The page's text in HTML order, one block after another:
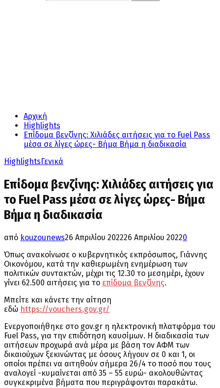
Αρχική
Highlights
Επίδομα βενζίνης: Χιλιάδες αιτήσεις για το Fuel Pass
μέσα σε λίγες ώρες- Βήμα Βήμα η διαδικασία
HighlightsΓενικά
Επίδομα βενζίνης: Χιλιάδες αιτήσεις για
το Fuel Pass μέσα σε λίγες ώρες- Βήμα
Βήμα η διαδικασία
από kouzounews26 Απριλίου 202226 Απριλίου 20220
Όπως ανακοίνωσε ο κυβερνητικός εκπρόσωπος, Γιάννης
Οικονόμου, κατά την καθιερωμένη ενημέρωση των
πολιτικών συντακτών, μέχρι τις 12.30 το μεσημέρι, έχουν
γίνει 62.500 αιτήσεις για το επίδομα βενζίνης.
Μπείτε και κάνετε την αίτηση
εδώ https://vouchers.gov.gr/
Ενεργοποιήθηκε στο gov.gr η ηλεκτρονική πλατφόρμα τoυ
Fuel Pass, για την επιδότηση καυσίμων. Η διαδικασία των
αιτήσεων προχωρά ανά μέρα με βάση τον ΑΦΜ των
δικαιούχων ξεκινώντας με όσους λήγουν σε 0 και 1, οι
οποίοι πρέπει να αιτηθούν σήμερα 26/4 το ποσό που τους
αναλογεί -κυμαίνεται από 35 – 55 ευρώ- ακολουθώντας
συγκεκριμένα βήματα που περιγράφονται παρακάτω.